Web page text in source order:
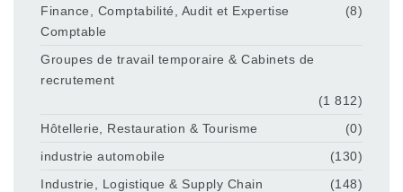
Finance, Comptabilité, Audit et Expertise
Comptable
(8)
Groupes de travail temporaire & Cabinets de
recrutement
(1 812)
Hôtellerie, Restauration & Tourisme
(0)
industrie automobile
(130)
Industrie, Logistique & Supply Chain
(148)